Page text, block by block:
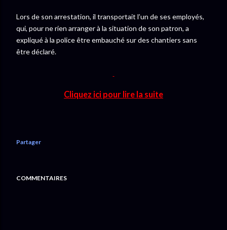
Lors de son arrestation, il transportait l’un de ses employés,
qui, pour ne rien arranger à la situation de son patron, a
expliqué à la police être embauché sur des chantiers sans
être déclaré.
Cliquez ici pour lire la suite
Partager
COMMENTAIRES